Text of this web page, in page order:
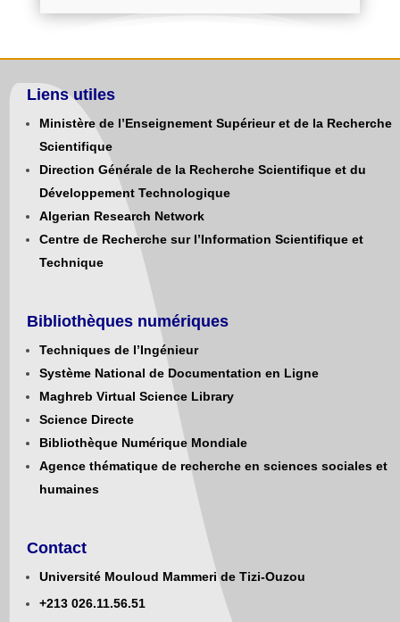
Liens utiles
Ministère de l’Enseignement Supérieur et de la Recherche
Scientifique
Direction Générale de la Recherche Scientifique et du
Développement Technologique
Algerian Research Network
Centre de Recherche sur l’Information Scientifique et
Technique
Bibliothèques numériques
Techniques de l’Ingénieur
Système National de Documentation en Ligne
Maghreb Virtual Science Library
Science Directe
Bibliothèque Numérique Mondiale
Agence thématique de recherche en sciences sociales et
humaines
Contact
Université Mouloud Mammeri de Tizi-Ouzou
+213 026.11.56.51